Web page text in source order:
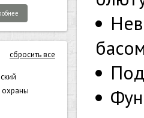
сбросить все